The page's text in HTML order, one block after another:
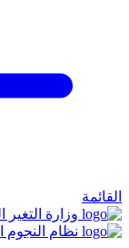
القائمة
وزارة التغير
نظام النجوم